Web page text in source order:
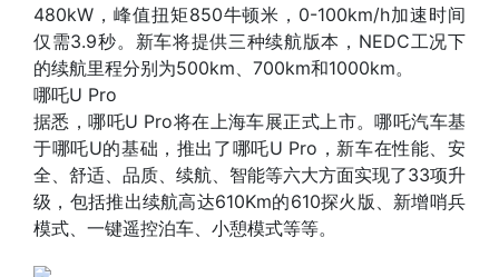
480kW，峰值扭矩850牛顿米，0-100km/h加速时间
仅需3.9秒。新车将提供三种续航版本，NEDC工况下
的续航里程分别为500km、700km和1000km。
哪吒U Pro
据悉，哪吒U Pro将在上海车展正式上市。哪吒汽车基
于哪吒U的基础，推出了哪吒U Pro，新车在性能、安
全、舒适、品质、续航、智能等六大方面实现了33项升
级，包括推出续航高达610Km的610探火版、新增哨兵
模式、一键遥控泊车、小憩模式等等。